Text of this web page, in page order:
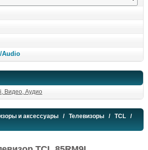
Audio
Видео, Аудио
и аксессуары / Телевизоры / TCL /